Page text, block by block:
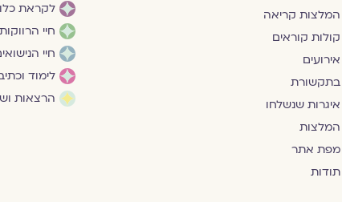
המלצות קריאה
קולות קוראים
אירועים
בתקשורת
איגרות שנשלחו
המלצות
מפת אתר
תודות
לקראת
חיי הרווקות
חיי
לימוד
הרצאות